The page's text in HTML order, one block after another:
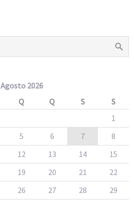
Agosto 2026
Q Q S
S
1
5 6 7
8
12 13 14
15
19 20 21
22
26 27 28
29